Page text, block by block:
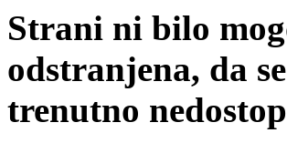
Strani ni bilo
odstranjena, da
trenutno